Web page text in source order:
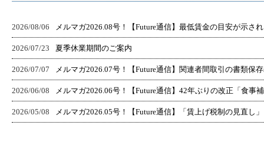
2026/08/06 メルマガ2026.08号！【Future通信】最低賃金の目安が示さ
2026/07/23 夏季休業期間のご案内
2026/07/07 メルマガ2026.07号！【Future通信】関連者間取引の書類保
2026/06/08 メルマガ2026.06号！【Future通信】42年ぶりの改正「食事
2026/05/08 メルマガ2026.05号！【Future通信】「賃上げ税制の見直し